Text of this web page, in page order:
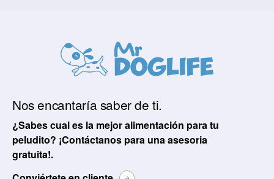
Nos encantaría saber de ti.
¿Sabes cual es la mejor alimentación para tu
peludito? ¡Contáctanos para una asesoria
gratuita!.